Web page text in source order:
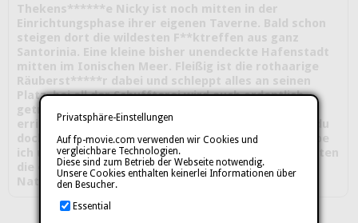
Privatsphäre-Einstellungen
Auf fp-movie.com verwenden wir Cookies und
vergleichbare Technologien.
Diese sind zum Betrieb der Webseite notwendig.
Unsere Cookies enthalten keinerlei Informationen über
den Besucher.
Essential
Thekens******e Nicky ist noch mitten in der
Einrichtungsphase ihrer eigenen Taverne. Bald schon
steigen dort die wildesten F**ktreffen aus ganz
Santorinia. Eine kleine bisher unendeckte Hafenstadt
mitten im Ionischen Meer. Fleißig ist die rothaarige
Räuberst*****r dabei und schleppt alles an seinen
Platz, bei all der Schuffterei wird auch ordentlich
getrunken, bisher ist aber die Latrine noch nicht
errichtet. Aber wen stört das schon :D Da kommst du
doch gerade richtig. Durstiges Gesindel wie dich liebe
ich und brauche ich hier, verdorbene , p*****se Piraten
die eine Taverne wie meine und eine rothaarige
Naturf***e wie mich lieben